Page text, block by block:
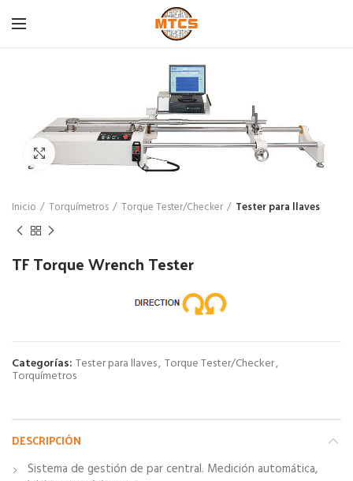
Click para agrandar
Inicio Torquímetros Torque Tester/Checker Tester para llaves
TF Torque Wrench Tester
Categorías: Tester para llaves, Torque Tester/Checker,
Torquímetros
DESCRIPCIÓN
Sistema de gestión de par central. Medición automática,